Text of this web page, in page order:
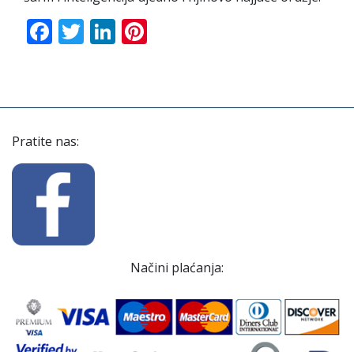
Facebook
TwitterLinkedIn
Pratite nas:
Načini plaćanja: